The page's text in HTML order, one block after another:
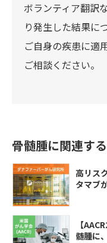
ボランティア翻訳
り発生した結果に
ご自身の疾患に適
ご相談ください。
骨髄腫に関連す
高リス
タマブ
【
髄腫に